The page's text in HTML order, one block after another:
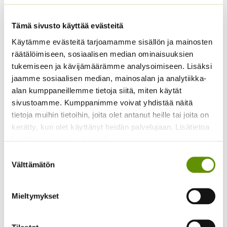
Tämä sivusto käyttää evästeitä
Käytämme evästeitä tarjoamamme sisällön ja mainosten
räätälöimiseen, sosiaalisen median ominaisuuksien
tukemiseen ja kävijämäärämme analysoimiseen. Lisäksi
jaamme sosiaalisen median, mainosalan ja analytiikka-
alan kumppaneillemme tietoja siitä, miten käytät
sivustoamme. Kumppanimme voivat yhdistää näitä
tietoja muihin tietoihin, joita olet antanut heille tai joita on
kerätty, kun olet käyttänyt heidän palvelujaan. Lisätietoa
käyttämistämme evästeistä
valinta
Välttämätön
Mieltymykset
valmispussi/eri
pakkauskoot
3,90€ – 8,90€Hintaluokka:
3,90 €
-
Sisältää
arvonlisäveron
Lehtisalaatti Lollo
Rossa
Sisältää arvonlisäveron